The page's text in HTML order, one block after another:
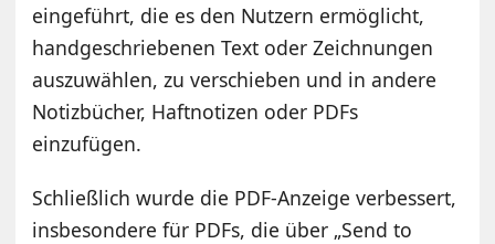
eingeführt, die es den Nutzern ermöglicht,
handgeschriebenen Text oder Zeichnungen
auszuwählen, zu verschieben und in andere
Notizbücher, Haftnotizen oder PDFs
einzufügen.
Schließlich wurde die PDF-Anzeige verbessert,
insbesondere für PDFs, die über „Send to